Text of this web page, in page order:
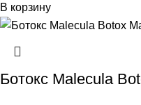
В корзину
Ботокс Malecula